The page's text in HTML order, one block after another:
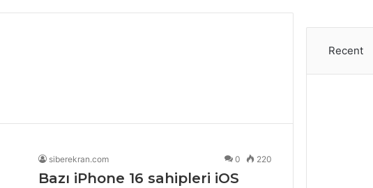
siberekran.com 0 220
Bazı iPhone 16 sahipleri iOS
Recent